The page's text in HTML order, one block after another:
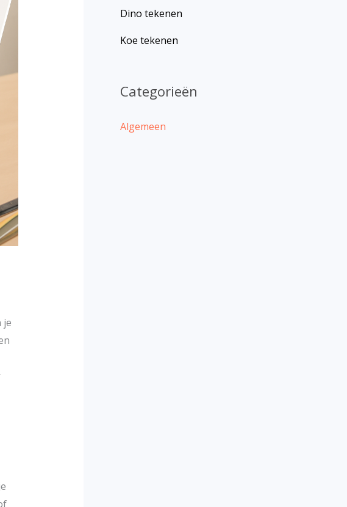
je
Dino tekenen
Koe tekenen
Categorieën
Algemeen